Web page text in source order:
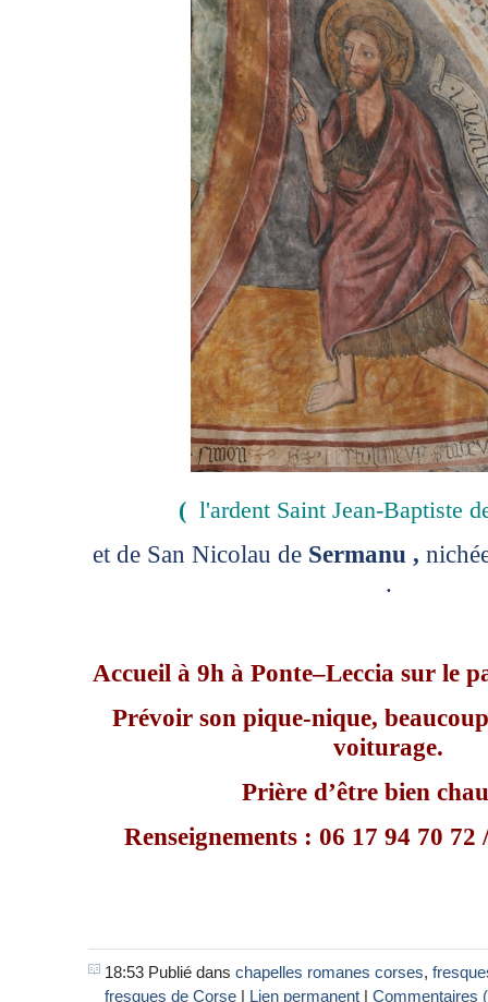
(l'ardent Saint Jean-Baptiste
et de San Nicolau de Sermanu ,
.
Accueil à 9h à Ponte–Leccia sur le
Prévoir son pique-nique,
voiturage.
Prière d’être bien
Renseignements : 06 17 94 70 72
18:53 Publié dans chapelles romanes corses,
fresques de Corse | Lien permanent | Commentaires